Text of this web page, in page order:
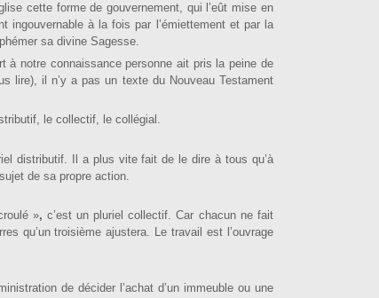
cette forme de gouvernement, qui l’eût mise en
ingou­vernable à la fois par l’émiettement et par la
sa divine Sagesse.
à notre connaissance personne ait pris la peine de
lire), il n’y a pas un texte du Nouveau Testament
le collectif, le collégial.
distributif. Il a plus vite fait de le dire à tous qu’à
de sa propre action.
»,c’est un pluriel collectif. Car cha­cun ne fait
qu’un troisième ajustera. Le travail est l’ouvrage
de décider l’achat d’un immeu­ble ou une